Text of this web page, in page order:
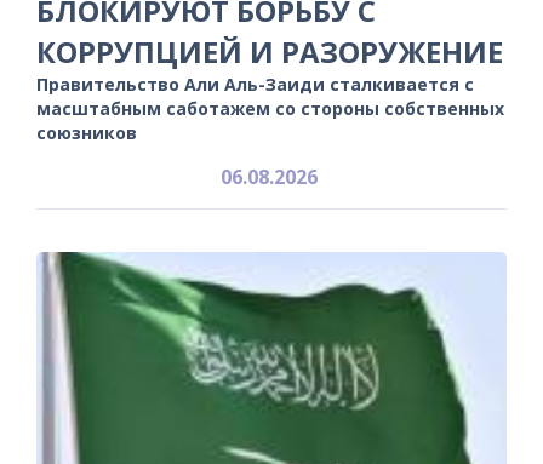
БЛОКИРУЮТ БОРЬБУ С
КОРРУПЦИЕЙ И РАЗОРУЖЕНИЕ
Правительство Али Аль-Заиди сталкивается с
масштабным саботажем со стороны собственных
союзников
06.08.2026